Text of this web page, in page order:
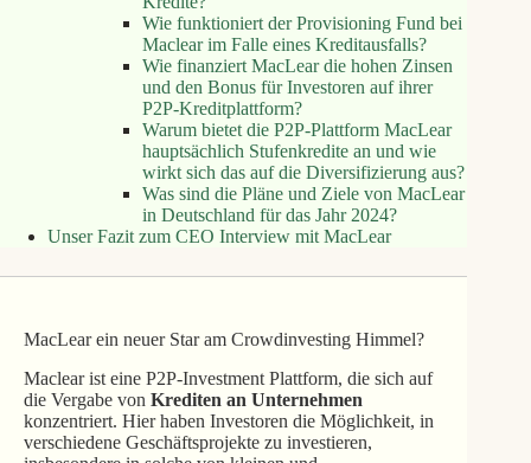
Wie funktioniert der Provisioning Fund bei
Maclear im Falle eines Kreditausfalls?
Wie finanziert MacLear die hohen Zinsen
und den Bonus für Investoren auf ihrer
P2P-Kreditplattform?
Warum bietet die P2P-Plattform MacLear
hauptsächlich Stufenkredite an und wie
wirkt sich das auf die Diversifizierung aus?
Was sind die Pläne und Ziele von MacLear
in Deutschland für das Jahr 2024?
Unser Fazit zum CEO Interview mit MacLear
MacLear ein neuer Star am Crowdinvesting Himmel?
Maclear ist eine P2P-Investment Plattform, die sich auf
die Vergabe von Krediten an Unternehmen
konzentriert. Hier haben Investoren die Möglichkeit, in
verschiedene Geschäftsprojekte zu investieren,